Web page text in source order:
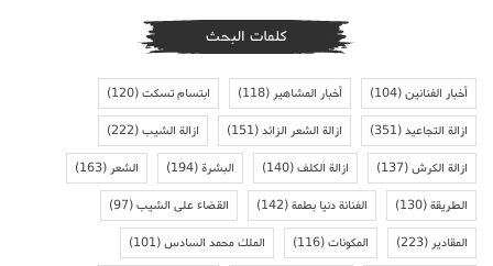
كلمات البحث
أخبار الفنانين(104) أخبار المشاهير(118) ابتسام تسكت(120)
ازالة التجاعيد(351) ازالة الشعر الزائد(151) ازالة الشيب(222)
ازالة الكرش(137) ازالة الكلف(140) البشرة(194) الشعر(163)
الطريقة(130) الفنانة دنيا بطمة(142) القضاء على الشيب(97)
المقادير(223) المكونات(116) الملك محمد السادس(101)